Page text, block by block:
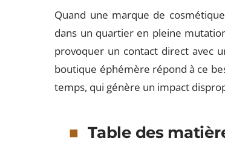
Quand une marque de
dans un quartier en pleine
provoquer un contact direct avec
boutique éphémère répond à ce
temps, qui génère un impact
Table des